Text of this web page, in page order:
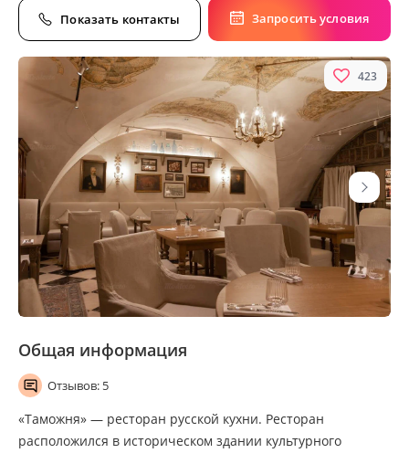
Запросить условия
Показать контакты
423
Общая информация
Отзывов: 5
«Таможня» — ресторан русской кухни. Ресторан
расположился в историческом здании культурного